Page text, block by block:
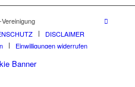
DISCLAIMER
Einwilligungen widerrufen
Banner